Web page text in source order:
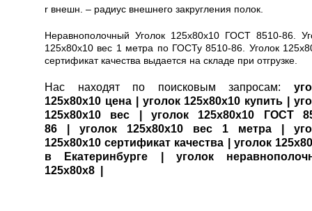
r внешн. – радиус внешнего закругления полок.
Неравнополочный Уголок 125х80х10 ГОСТ 8510-86.
125х80х10 вес 1 метра по ГОСТу 8510-86. Уголок
сертификат качества выдается на складе при отгрузке.
Нас находят по поисковым запросам:
125х80х10 цена
| уголок 125х80х10 купить
|
125х80х10 вес
| уголок 125х80х10 ГОСТ
86
| уголок 125х80х10 вес 1 метра
|
125х80х10 сертификат качества
| уголок
в Екатеринбурге
| уголок
125х80х8